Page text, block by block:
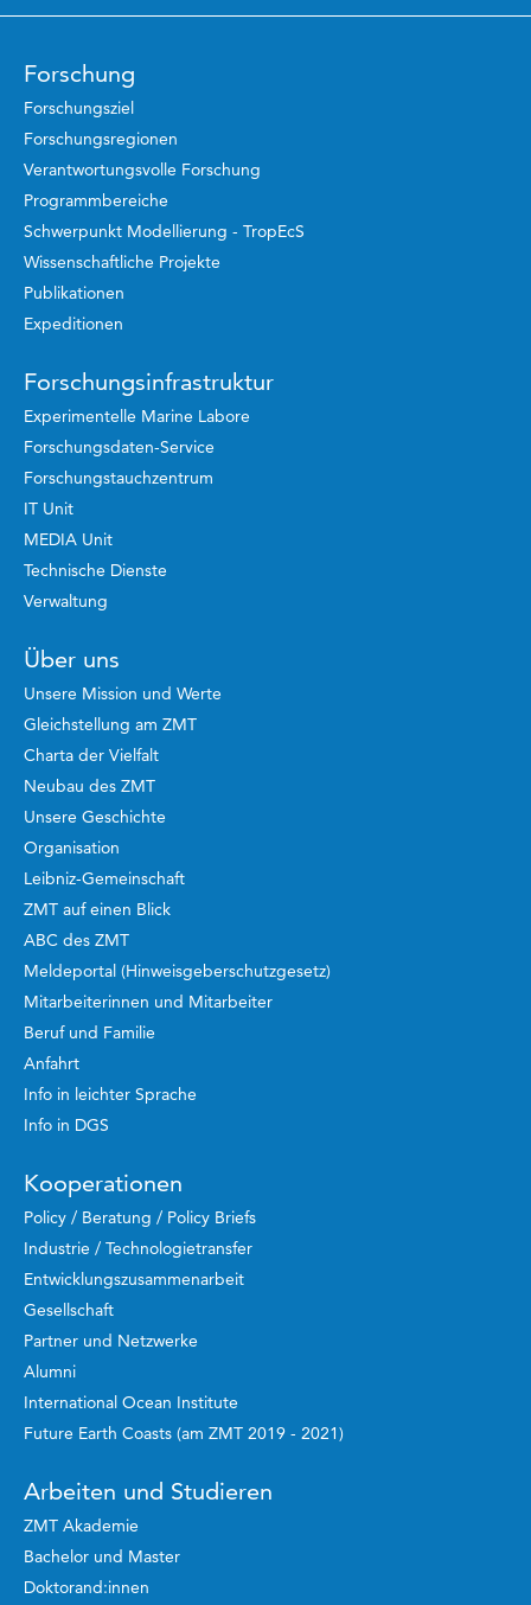
Forschung
Forschungsziel
Forschungsregionen
Verantwortungsvolle Forschung
Programmbereiche
Schwerpunkt Modellierung - TropEcS
Wissenschaftliche Projekte
Publikationen
Expeditionen
Forschungsinfrastruktur
Experimentelle Marine Labore
Forschungsdaten-Service
Forschungstauchzentrum
IT Unit
MEDIA Unit
Technische Dienste
Verwaltung
Über uns
Unsere Mission und Werte
Gleichstellung am ZMT
Charta der Vielfalt
Neubau des ZMT
Unsere Geschichte
Organisation
Leibniz-Gemeinschaft
ZMT auf einen Blick
ABC des ZMT
Meldeportal (Hinweisgeberschutzgesetz)
Mitarbeiterinnen und Mitarbeiter
Beruf und Familie
Anfahrt
Info in leichter Sprache
Info in DGS
Kooperationen
Policy / Beratung / Policy Briefs
Industrie / Technologietransfer
Entwicklungszusammenarbeit
Gesellschaft
Partner und Netzwerke
Alumni
International Ocean Institute
Future Earth Coasts (am ZMT 2019 - 2021)
Arbeiten und Studieren
ZMT Akademie
Bachelor und Master
Doktorand:innen